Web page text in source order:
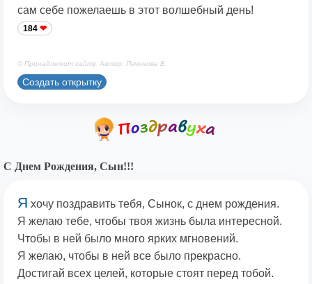
сам себе пожелаешь в этот волшебный день!
184
© Принадлежит сайту. Автор: Печенова В.
Создать открытку
С Днем Рождения, Сын!!!
Я хочу поздравить тебя, Сынок, с днем рождения.
Я желаю тебе, чтобы твоя жизнь была интересной.
Чтобы в ней было много ярких мгновений.
Я желаю, чтобы в ней все было прекрасно.
Достигай всех целей, которые стоят перед тобой.